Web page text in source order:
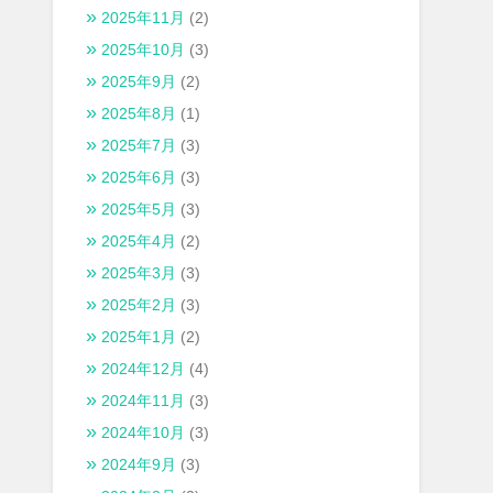
2025年11月 (2)
2025年10月 (3)
2025年9月 (2)
2025年8月 (1)
2025年7月 (3)
2025年6月 (3)
2025年5月 (3)
2025年4月 (2)
2025年3月 (3)
2025年2月 (3)
2025年1月 (2)
2024年12月 (4)
2024年11月 (3)
2024年10月 (3)
2024年9月 (3)